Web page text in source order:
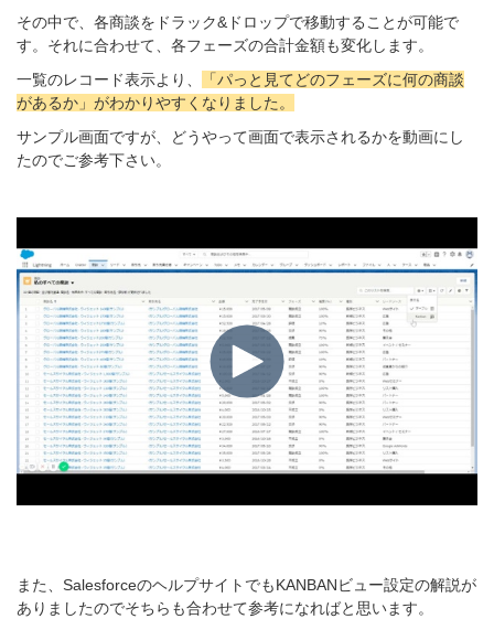
その中で、各商談をドラック&ドロップで移動することが可能で
す。それに合わせて、各フェーズの合計金額も変化します。
一覧のレコード表示より、
「パっと見てどのフェーズに何の商談
があるか」がわかりやすくなりました。
サンプル画面ですが、どうやって画面で表示されるかを動画にし
たのでご参考下さい。
また、SalesforceのヘルプサイトでもKANBANビュー設定の解説が
ありましたのでそちらも合わせて参考になればと思います。